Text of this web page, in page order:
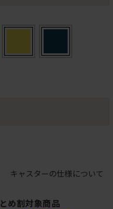
キャスターの仕様について
め割対象商品